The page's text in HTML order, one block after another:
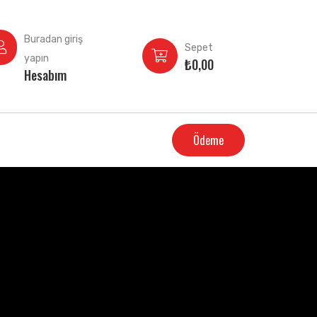
Buradan giriş
yapın
Hesabım
Sepet
₺0,00
Ödeme